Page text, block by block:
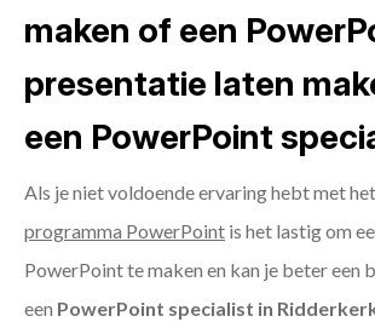
maken of een
presentatie laten
een PowerPoint
Als je niet voldoende ervaring hebt met het
programma PowerPoint is het lastig om
PowerPoint te maken en kan je beter een
een PowerPoint specialist in